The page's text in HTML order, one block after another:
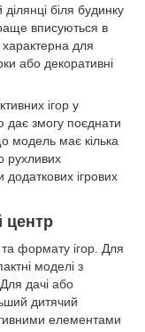
біля будинку
вписуються в
для
або декоративні
ігор у
дає змогу поєднати
модель має кілька
рухливих
ігрових
центр
та формату ігор. Для
моделі з
дачі або
дитячий
елементами